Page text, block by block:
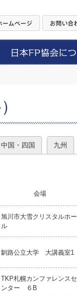
中国・四国 九州
会場
旭川市大雪クリスタルホー
ル
釧路公立大学 大講義室1
TKP札幌カンファレンスセ
ンター ６B